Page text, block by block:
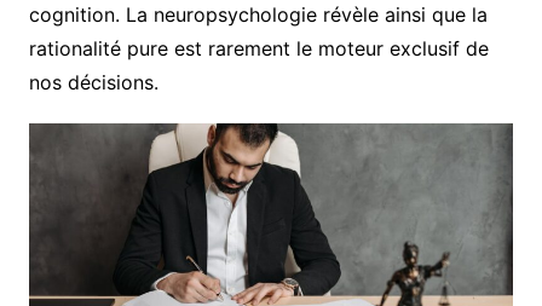
cognition. La neuropsychologie révèle ainsi que la
rationalité pure est rarement le moteur exclusif de
nos décisions.